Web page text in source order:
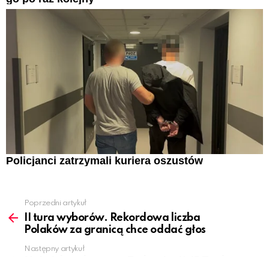
Policjanci zatrzymali kuriera oszustów
more
Poprzedni artykuł
II tura wyborów. Rekordowa liczba
Polaków za granicą chce oddać głos
Następny artykuł